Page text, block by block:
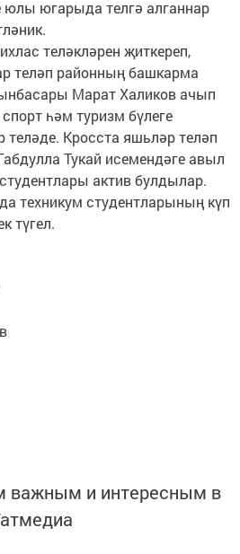
юлы югарыда телгә алганнар
теләкләрен җиткереп,
теләп районның башкарма
Марат Халиков ачып
һәм туризм бүлеге
Кросста яшьләр теләп
Тукай исемендәге авыл
актив булдылар.
техникум студентларының күп
түгел.
важным и интересным в